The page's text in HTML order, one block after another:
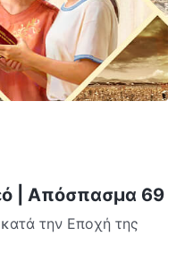
| Απόσπασμα 69
την Εποχή της